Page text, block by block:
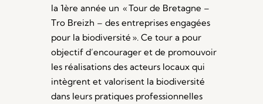
la 1ère année un « Tour de Bretagne –
Tro Breizh – des entreprises engagées
pour la biodiversité ». Ce tour a pour
objectif d’encourager et de promouvoir
les réalisations des acteurs locaux qui
intègrent et valorisent la biodiversité
dans leurs pratiques professionnelles